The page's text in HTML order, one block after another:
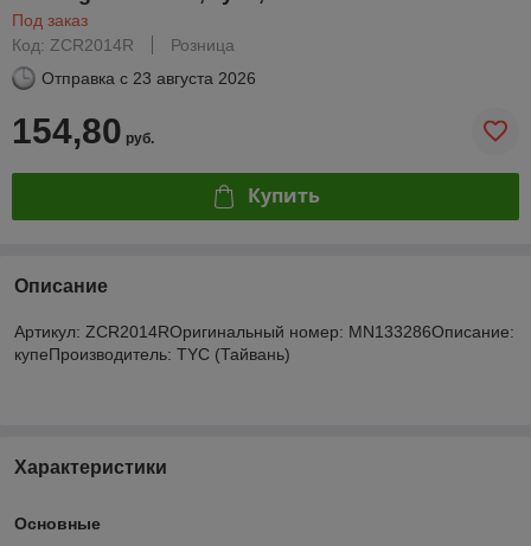
Под заказ
Код: ZCR2014R
Розница
Отправка с 23 августа 2026
154,80 руб.
Купить
Описание
Артикул: ZCR2014RОригинальный номер: MN133286Описание:
купеПроизводитель: TYC (Тайвань)
Характеристики
Основные